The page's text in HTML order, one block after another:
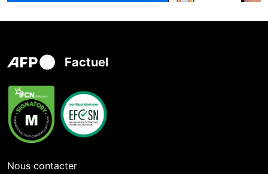
Factuel
Nous contacter